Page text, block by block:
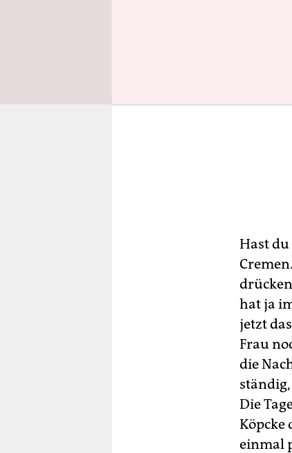
Hast du
hat ja
jetzt
Frau
die
Die
Köpcke
einmal